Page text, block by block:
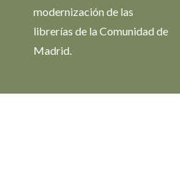
modernización de las
librerías de la Comunidad de
Madrid.